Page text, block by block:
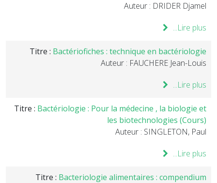
Auteur : DRIDER Djamel
Lire plus...
Titre : Bactériofiches : technique en bactériologie
Auteur : FAUCHERE Jean-Louis
Lire plus...
Titre : Bactériologie : Pour la médecine , la biologie et
les biotechnologies (Cours)
Auteur : SINGLETON, Paul
Lire plus...
Titre : Bacteriologie alimentaires : compendium